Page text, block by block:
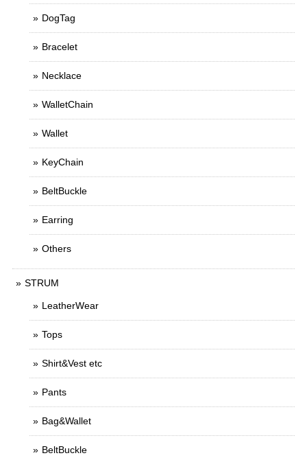
DogTag
Bracelet
Necklace
WalletChain
Wallet
KeyChain
BeltBuckle
Earring
Others
STRUM
LeatherWear
Tops
Shirt&Vest etc
Pants
Bag&Wallet
BeltBuckle